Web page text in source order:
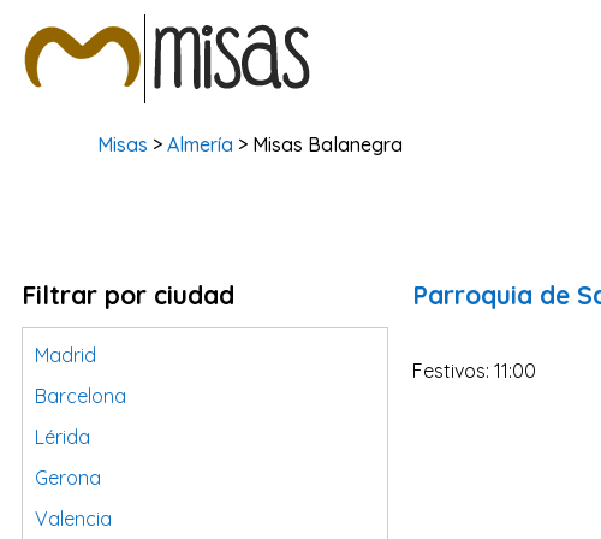
Misas >Almería > Misas Balanegra
Filtrar por ciudad
Madrid
Barcelona
Lérida
Gerona
Valencia
Parroquia de
Festivos: 11:00